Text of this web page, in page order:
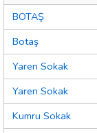
BOTAŞ
Botaş
Yaren Sokak
Yaren Sokak
Kumru Sokak